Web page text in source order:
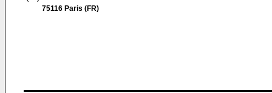
75116 Paris (FR)